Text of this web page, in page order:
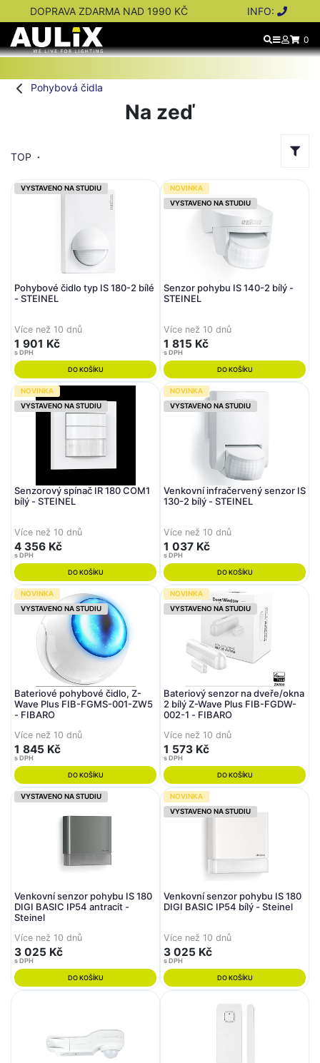
DOPRAVA ZDARMA NAD 1990 KČ INFO:
0
Pohybová čidla
Na zeď
TOP
VYSTAVENO NA STUDIU
Pohybové čidlo typ IS 180-2 bílé
- STEINEL
Více než 10 dnů
1 901 Kč
s DPH
DO KOŠÍKU
NOVINKA
VYSTAVENO NA STUDIU
Senzor pohybu IS 140-2 bílý -
STEINEL
Více než 10 dnů
1 815 Kč
s DPH
DO KOŠÍKU
NOVINKA
VYSTAVENO NA STUDIU
Senzorový spínač IR 180 COM1
bílý - STEINEL
Více než 10 dnů
4 356 Kč
s DPH
DO KOŠÍKU
NOVINKA
VYSTAVENO NA STUDIU
Venkovní infračervený senzor IS
130-2 bílý - STEINEL
Více než 10 dnů
1 037 Kč
s DPH
DO KOŠÍKU
NOVINKA
VYSTAVENO NA STUDIU
Bateriové pohybové čidlo, Z-
Wave Plus FIB-FGMS-001-ZW5
- FIBARO
Více než 10 dnů
1 845 Kč
s DPH
DO KOŠÍKU
NOVINKA
VYSTAVENO NA STUDIU
Bateriový senzor na dveře/okna
2 bílý Z-Wave Plus FIB-FGDW-
002-1 - FIBARO
Více než 10 dnů
1 573 Kč
s DPH
DO KOŠÍKU
VYSTAVENO NA STUDIU
Venkovní senzor pohybu IS 180
DIGI BASIC IP54 antracit -
Steinel
Více než 10 dnů
3 025 Kč
s DPH
DO KOŠÍKU
NOVINKA
VYSTAVENO NA STUDIU
Venkovní senzor pohybu IS 180
DIGI BASIC IP54 bílý - Steinel
Více než 10 dnů
3 025 Kč
s DPH
DO KOŠÍKU